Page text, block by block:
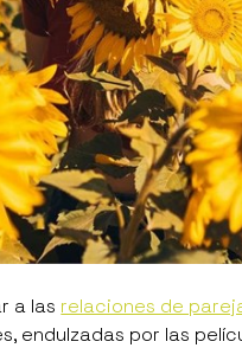
a las relaciones de
por las